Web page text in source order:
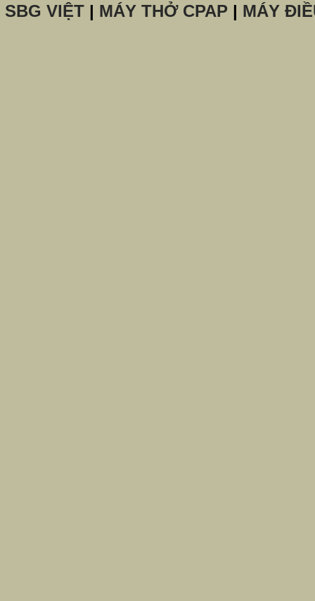
SBG VIỆT | MÁY THỞ CPAP | MÁY